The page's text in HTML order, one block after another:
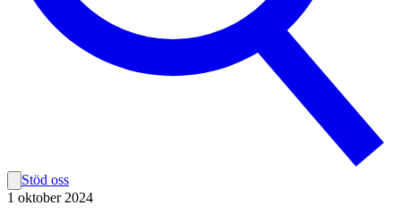
Stöd oss
1 oktober 2024